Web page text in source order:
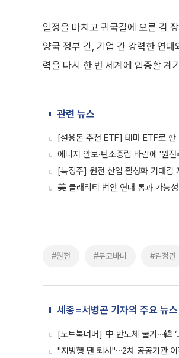
일정을 마치고 귀국길에 오른 김
양국 정부 간, 기업 간 강력한 연
력을 다시 한 번 세계에 입증할 계
관련 뉴스
[설용돈 추천 ETF] 테마 ETF로 한
에너지 안보·탄소중립 바람에 '원
[특징주] 원전 산업 활성화 기대
美 클래리티 법안 연내 통과 가능
#원전 #두코바니 #김정관
세종=서병곤 기자의 주요 뉴스
[노트북너머] 中 반도체 굴기⋯韓 ‘
"지방행 땐 퇴사"⋯2차 공공기관